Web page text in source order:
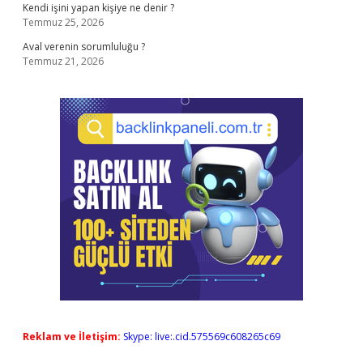
Kendi işini yapan kişiye ne denir ?
Temmuz 25, 2026
Aval verenin sorumluluğu ?
Temmuz 21, 2026
Reklam ve İletişim: Skype: live:.cid.575569c608265c69